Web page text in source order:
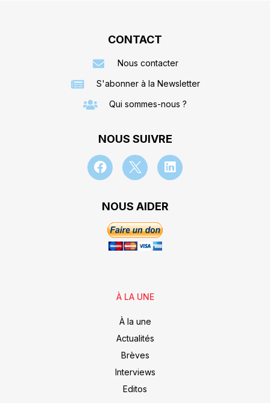
CONTACT
Nous contacter
S'abonner à la Newsletter
Qui sommes-nous ?
NOUS SUIVRE
NOUS AIDER
À LA UNE
À la une
Actualités
Brèves
Interviews
Editos